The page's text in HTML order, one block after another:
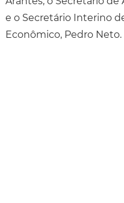
e o Secretário Interino
Econômico, Pedro Neto.